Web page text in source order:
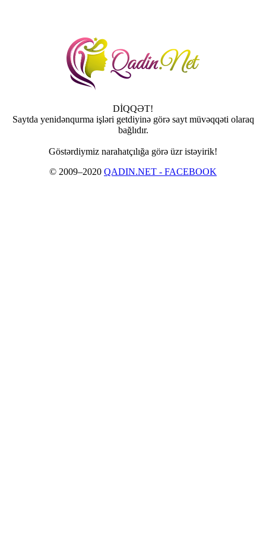
DİQQƏT!
Saytda yenidənqurma işləri getdiyinə görə sayt müvəqqəti olaraq
bağlıdır.
Göstərdiymiz narahatçılığa görə üzr istəyirik!
© 2009–2020 QADIN.NET - FACEBOOK